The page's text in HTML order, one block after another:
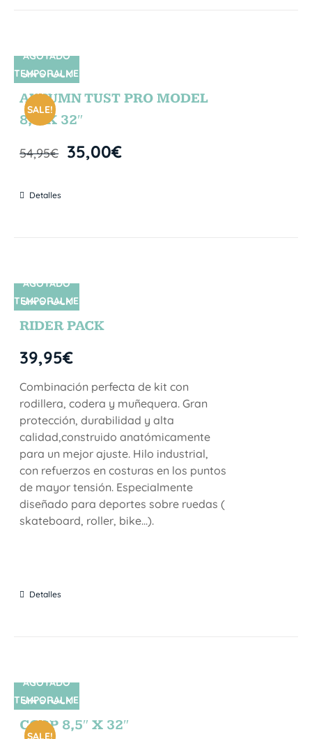
SIN STOCK
SALE!
AGOTADO
TEMPORALME
NTE
AUTUMN TUST PRO MODEL
8,5″X 32″
54,95€ 35,00€
Detalles
SIN STOCK
AGOTADO
TEMPORALME
NTE
RIDER PACK
39,95€
Combinación perfecta de kit con
rodillera, codera y muñequera. Gran
protección, durabilidad y alta
calidad,construido anatómicamente
para un mejor ajuste. Hilo industrial,
con refuerzos en costuras en los puntos
de mayor tensión. Especialmente
diseñado para deportes sobre ruedas (
skateboard, roller, bike...).
Detalles
SIN STOCK
SALE!
AGOTADO
TEMPORALME
NTE
CORP 8,5″ X 32″